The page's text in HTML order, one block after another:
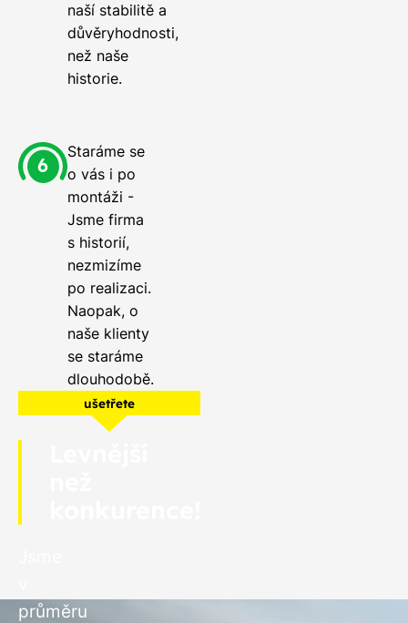
naší stabilitě a
důvěryhodnosti,
než naše
historie.
Staráme se
o vás i po
montáži -
Jsme firma
s historií,
nezmizíme
po realizaci.
Naopak, o
naše klienty
se staráme
dlouhodobě.
ušetřete
průměru